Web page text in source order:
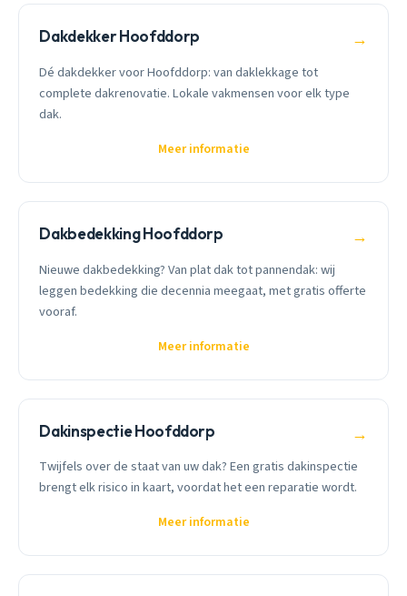
Dakdekker Hoofddorp →
Dé dakdekker voor Hoofddorp: van daklekkage tot
complete dakrenovatie. Lokale vakmensen voor elk type
dak.
Meer informatie
Dakbedekking Hoofddorp →
Nieuwe dakbedekking? Van plat dak tot pannendak: wij
leggen bedekking die decennia meegaat, met gratis offerte
vooraf.
Meer informatie
Dakinspectie Hoofddorp →
Twijfels over de staat van uw dak? Een gratis dakinspectie
brengt elk risico in kaart, voordat het een reparatie wordt.
Meer informatie